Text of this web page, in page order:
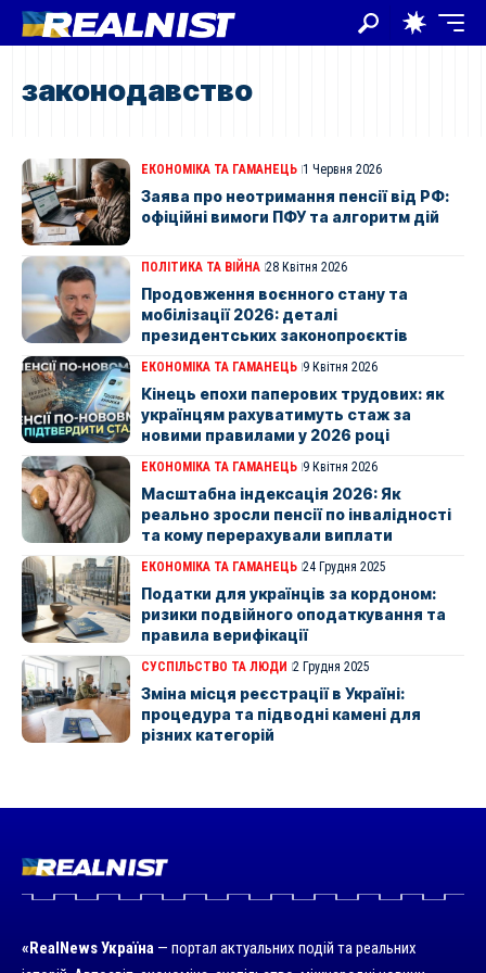
законодавство
ЕКОНОМІКА ТА ГАМАНЕЦЬ 1 Червня 2026
Заява про неотримання пенсії від РФ:
офіційні вимоги ПФУ та алгоритм дій
ПОЛІТИКА ТА ВІЙНА 28 Квітня 2026
Продовження воєнного стану та
мобілізації 2026: деталі
президентських законопроєктів
ЕКОНОМІКА ТА ГАМАНЕЦЬ 9 Квітня 2026
Кінець епохи паперових трудових: як
українцям рахуватимуть стаж за
новими правилами у 2026 році
ЕКОНОМІКА ТА ГАМАНЕЦЬ 9 Квітня 2026
Масштабна індексація 2026: Як
реально зросли пенсії по інвалідності
та кому перерахували виплати
ЕКОНОМІКА ТА ГАМАНЕЦЬ 24 Грудня 2025
Податки для українців за кордоном:
ризики подвійного оподаткування та
правила верифікації
СУСПІЛЬСТВО ТА ЛЮДИ 2 Грудня 2025
Зміна місця реєстрації в Україні:
процедура та підводні камені для
різних категорій
«RealNews Україна — портал актуальних подій та реальних